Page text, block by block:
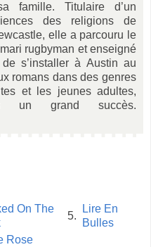
famille. Titulaire d’un
des religions de
elle a parcouru le
rugbyman et enseigné
s’installer à Austin au
romans dans des genres
et les jeunes adultes,
un grand succès.
On The
5.
Lire En
Bulles
Rose